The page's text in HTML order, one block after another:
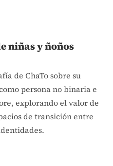
niñas y ñoños
de ChaTo sobre su
persona no binaria e
explorando el valor de
de transición entre